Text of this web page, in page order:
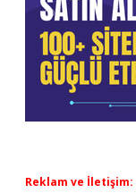
Reklam ve İletişim: